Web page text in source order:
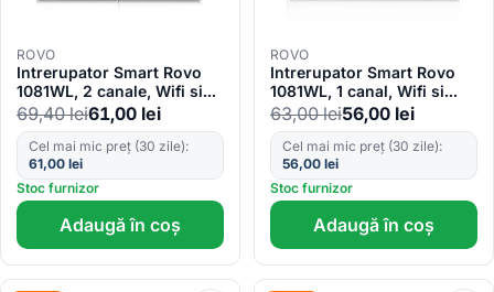
ROVO
Intrerupator Smart Rovo
1081WL, 2 canale, Wifi si
Bluetooth, Tuya, Life
Smart, Alexa si Google
Assistant, fara nul
69,40lei61,00 lei
Cel mai mic preț (30 zile):
61,00 lei
Stoc furnizor
Adaugă în coș
ROVO
Intrerupator Smart Rovo
1081WL, 1 canal, Wifi si
Bluetooth, Tuya, Life
Smart, Alexa si Google
Assistant, fara nul
63,00lei56,00 lei
Cel mai mic preț (30 zile):
56,00 lei
Stoc furnizor
Adaugă în coș